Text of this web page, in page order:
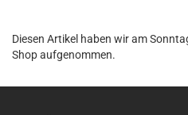
Diesen Artikel haben wir am
Shop aufgenommen.